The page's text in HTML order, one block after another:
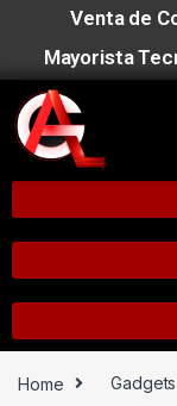
Venta de
Mayorista
Home Gadgets